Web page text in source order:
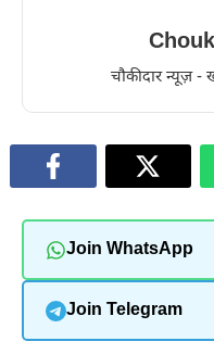
चौकीदार न्यूज़ -
Join WhatsApp
Join Telegram